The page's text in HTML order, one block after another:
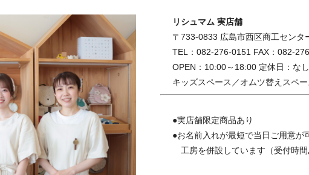
リシュマム 実店舗
〒733-0833 広島市西区商工センタ
TEL：082-276-0151 FAX：082-
OPEN：10:00～18:00 定休日：なし
キッズスペース／オムツ替えスペ
●実店舗限定商品あり
●お名前入れが最短で当日ご用意が
工房を併設しています（受付時間